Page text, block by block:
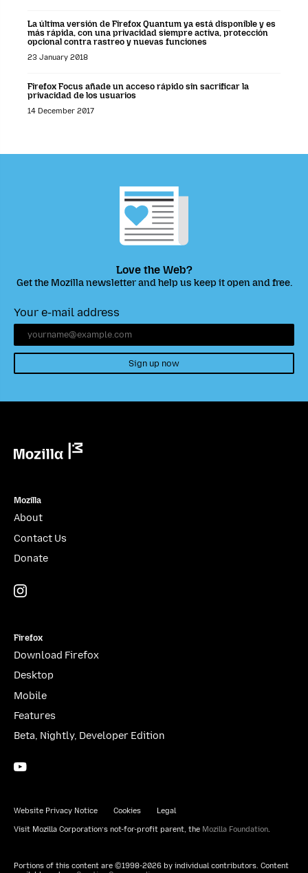
La última versión de Firefox Quantum ya está disponible y es
más rápida, con una privacidad siempre activa, protección
opcional contra rastreo y nuevas funciones
23 January 2018
Firefox Focus añade un acceso rápido sin sacrificar la
privacidad de los usuarios
14 December 2017
Love the Web?
Get the Mozilla newsletter and help us keep it open and free.
Your e-mail address
Sign up now
Mozilla
About
Contact Us
Donate
Firefox
Download Firefox
Desktop
Mobile
Features
Beta, Nightly, Developer Edition
Website Privacy Notice Cookies Legal
Visit Mozilla Corporation’s not-for-profit parent, the Mozilla Foundation
Portions of this content are ©1998-2026 by individual contributors. Content